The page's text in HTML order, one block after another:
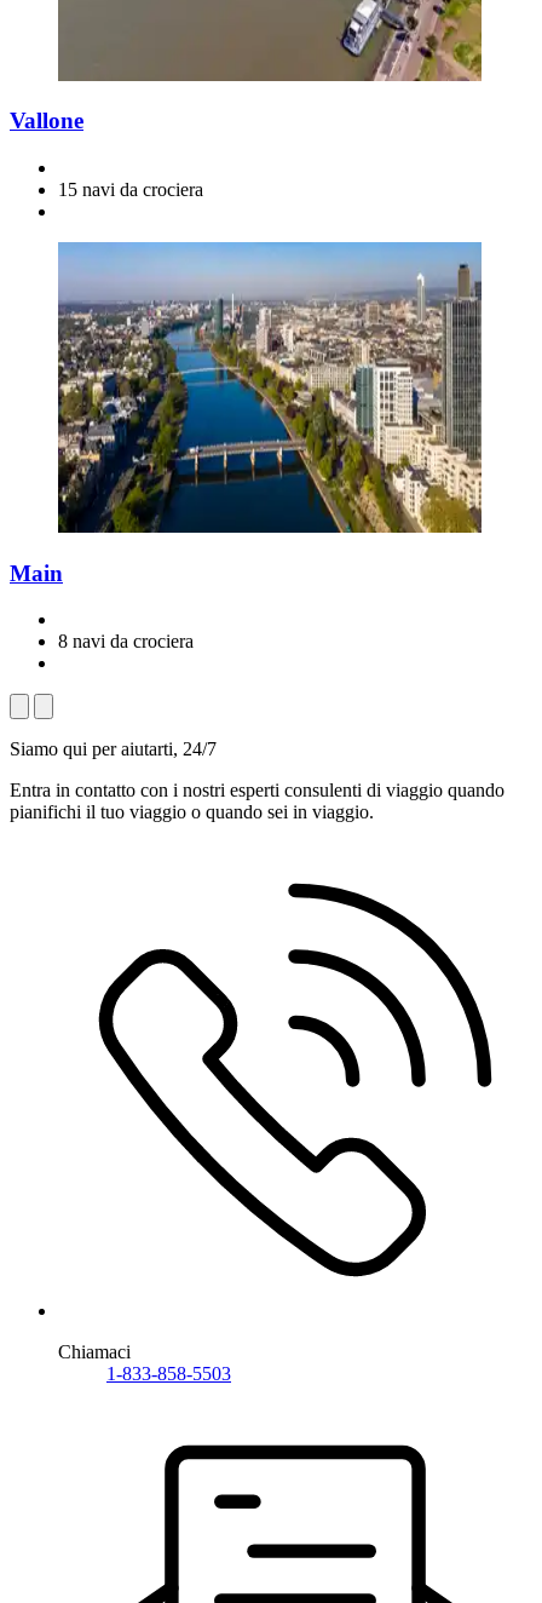
Vallone
15 navi da crociera
Main
8 navi da crociera
Siamo qui per aiutarti, 24/7
Entra in contatto con i nostri esperti consulenti di viaggio quando
pianifichi il tuo viaggio o quando sei in viaggio.
Chiamaci
1-833-858-5503